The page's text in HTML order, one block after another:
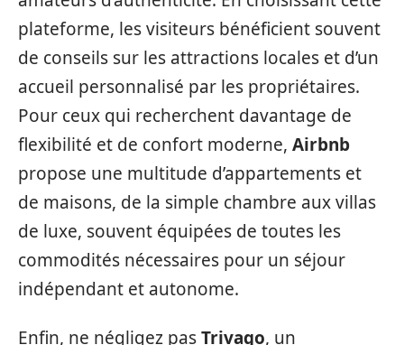
plateforme, les visiteurs bénéficient souvent
de conseils sur les attractions locales et d’un
accueil personnalisé par les propriétaires.
Pour ceux qui recherchent davantage de
flexibilité et de confort moderne, Airbnb
propose une multitude d’appartements et
de maisons, de la simple chambre aux villas
de luxe, souvent équipées de toutes les
commodités nécessaires pour un séjour
indépendant et autonome.
Enfin, ne négligez pasTrivago, un